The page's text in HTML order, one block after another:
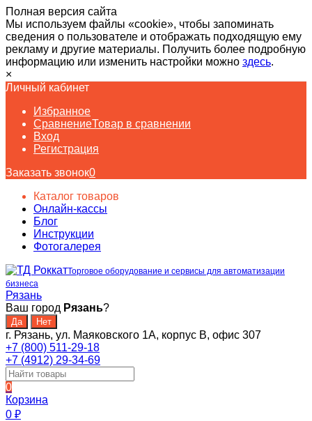
Полная версия сайта
Мы используем файлы «cookie», чтобы запоминать
сведения о пользователе и отображать подходящую ему
рекламу и другие материалы. Получить более подробную
информацию или изменить настройки можно здесь.
×
Личный кабинет
Избранное
СравнениеТовар в сравнении
Вход
Регистрация
Заказать звонок0
Каталог товаров
Онлайн-кассы
Блог
Инструкции
Фотогалерея
Торговое оборудование и сервисы для автоматизации
бизнеса
Рязань
Ваш город Рязань?
г. Рязань, ул. Маяковского 1А, корпус B, офис 307
+7 (800) 511-29-18
+7 (4912) 29-34-69
0
Корзина
0 ₽